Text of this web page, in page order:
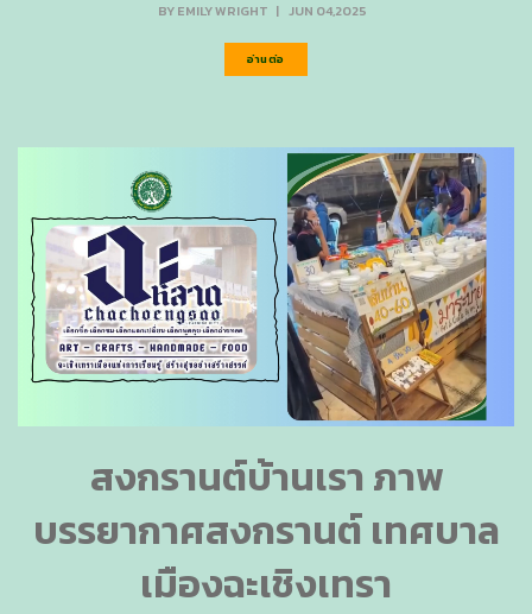
BYEMILY WRIGHT | JUN 04,2025
อ่านต่อ
สงกรานต์บ้านเรา ภาพ
บรรยากาศสงกรานต์ เทศบาล
เมืองฉะเชิงเทรา